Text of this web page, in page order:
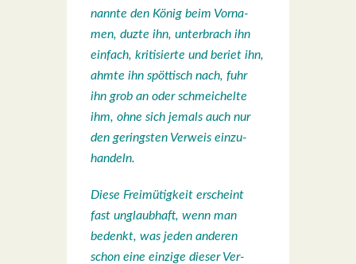
nann­te den König beim Vor­na­
men, duz­te ihn, unter­brach ihn
ein­fach, kri­ti­sier­te und beriet ihn,
ahm­te ihn spöt­tisch nach, fuhr
ihn grob an oder schmei­chel­te
ihm, ohne sich jemals auch nur
den gerings­ten Ver­weis ein­zu­
han­deln.
Die­se Frei­mü­tig­keit erscheint
fast unglaub­haft, wenn man
bedenkt, was jeden ande­ren
schon eine ein­zi­ge die­ser Ver­